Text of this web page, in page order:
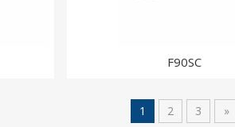
F90SC
1 2 3 »